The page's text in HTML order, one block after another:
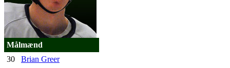
Målmænd
30
Brian Greer